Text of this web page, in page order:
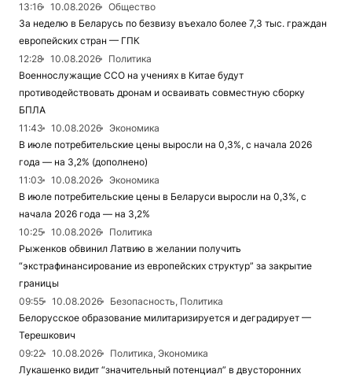
13:16
10.08.2026
Общество
За неделю в Беларусь по безвизу въехало более 7,3 тыс. граждан
европейских стран — ГПК
12:28
10.08.2026
Политика
Военнослужащие ССО на учениях в Китае будут
противодействовать дронам и осваивать совместную сборку
БПЛА
11:43
10.08.2026
Экономика
В июле потребительские цены выросли на 0,3%, с начала 2026
года — на 3,2% (дополнено)
11:03
10.08.2026
Экономика
В июле потребительские цены в Беларуси выросли на 0,3%, с
начала 2026 года — на 3,2%
10:25
10.08.2026
Политика
Рыженков обвинил Латвию в желании получить
“экстрафинансирование из европейских структур” за закрытие
границы
09:55
10.08.2026
Безопасность, Политика
Белорусское образование милитаризируется и деградирует —
Терешкович
09:22
10.08.2026
Политика, Экономика
Лукашенко видит “значительный потенциал” в двусторонних